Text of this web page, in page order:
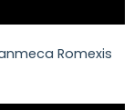
Romexis